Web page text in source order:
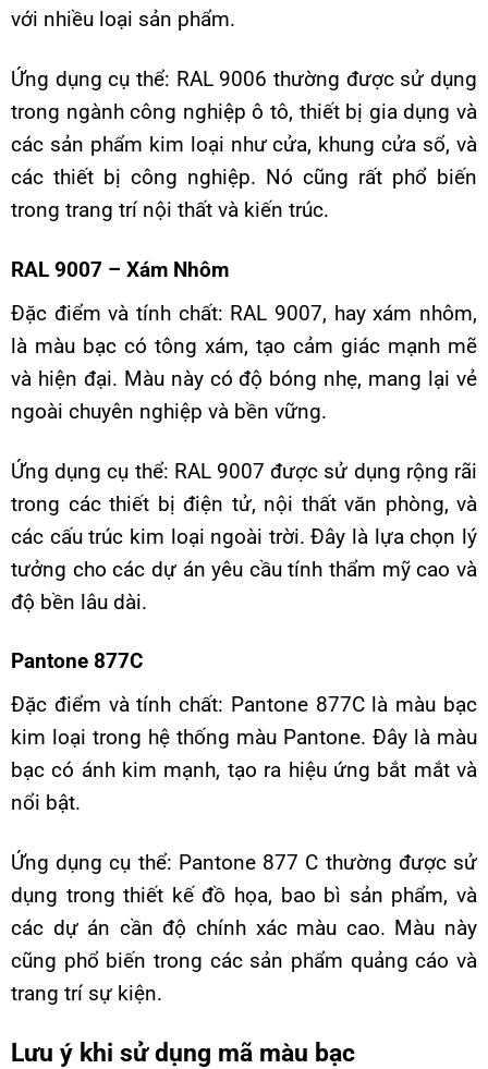
với nhiều loại sản phẩm.
Ứng dụng cụ thể: RAL 9006 thường được sử dụng
trong ngành công nghiệp ô tô, thiết bị gia dụng và
các sản phẩm kim loại như cửa, khung cửa sổ, và
các thiết bị công nghiệp. Nó cũng rất phổ biến
trong trang trí nội thất và kiến trúc.
RAL 9007 – Xám Nhôm
Đặc điểm và tính chất: RAL 9007, hay xám nhôm,
là màu bạc có tông xám, tạo cảm giác mạnh mẽ
và hiện đại. Màu này có độ bóng nhẹ, mang lại vẻ
ngoài chuyên nghiệp và bền vững.
Ứng dụng cụ thể: RAL 9007 được sử dụng rộng rãi
trong các thiết bị điện tử, nội thất văn phòng, và
các cấu trúc kim loại ngoài trời. Đây là lựa chọn lý
tưởng cho các dự án yêu cầu tính thẩm mỹ cao và
độ bền lâu dài.
Pantone 877C
Đặc điểm và tính chất: Pantone 877C là màu bạc
kim loại trong hệ thống màu Pantone. Đây là màu
bạc có ánh kim mạnh, tạo ra hiệu ứng bắt mắt và
nổi bật.
Ứng dụng cụ thể: Pantone 877 C thường được sử
dụng trong thiết kế đồ họa, bao bì sản phẩm, và
các dự án cần độ chính xác màu cao. Màu này
cũng phổ biến trong các sản phẩm quảng cáo và
trang trí sự kiện.
Lưu ý khi sử dụng mã màu bạc